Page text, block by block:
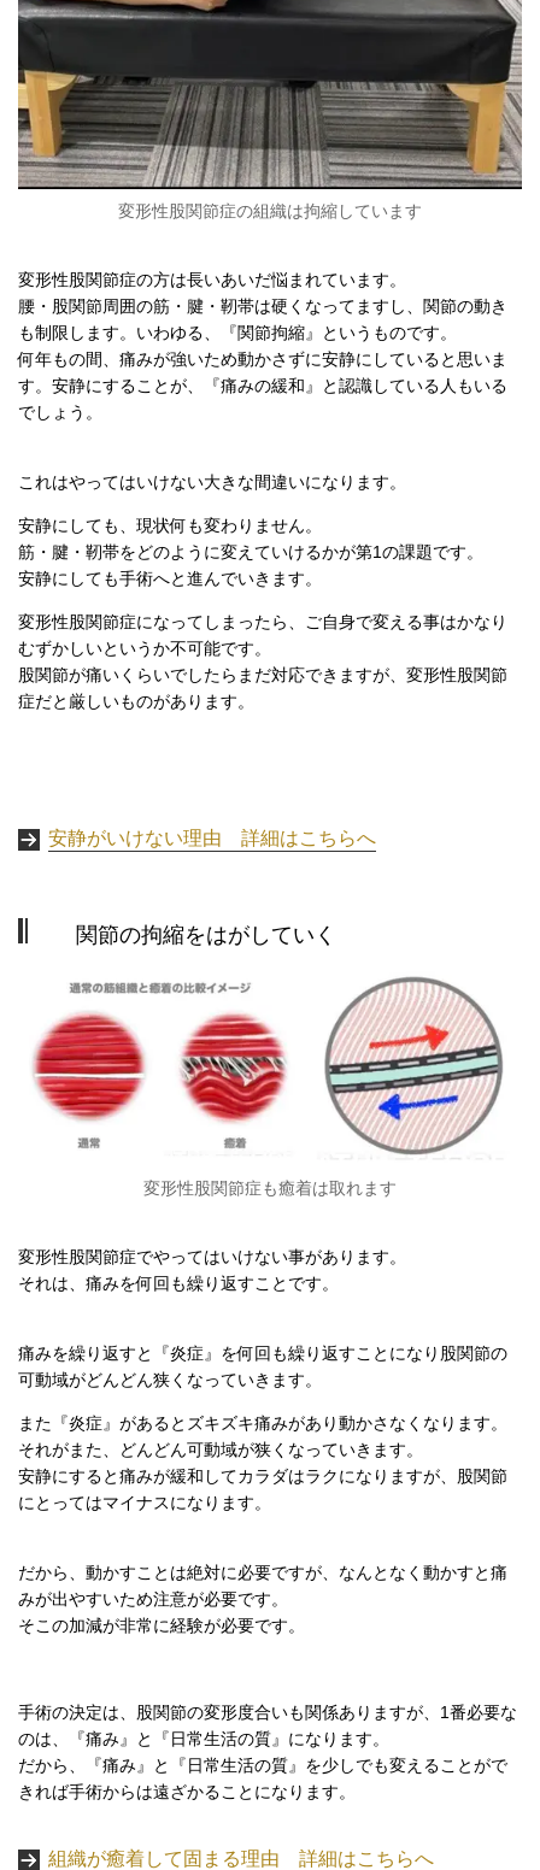
変形性股関節症の組織は拘縮しています
変形性股関節症の方は長いあいだ悩まれています。
腰・股関節周囲の筋・腱・靭帯は硬くなってますし、関節の動き
も制限します。いわゆる、『関節拘縮』というものです。
何年もの間、痛みが強いため動かさずに安静にしていると思いま
す。安静にすることが、『痛みの緩和』と認識している人もいる
でしょう。
これはやってはいけない大きな間違いになります。
安静にしても、現状何も変わりません。
筋・腱・靭帯をどのように変えていけるかが第1の課題です。
安静にしても手術へと進んでいきます。
変形性股関節症になってしまったら、ご自身で変える事はかなり
むずかしいというか不可能です。
股関節が痛いくらいでしたらまだ対応できますが、変形性股関節
症だと厳しいものがあります。
安静がいけない理由 詳細はこちらへ
関節の拘縮をはがしていく
変形性股関節症も癒着は取れます
変形性股関節症でやってはいけない事があります。
それは、痛みを何回も繰り返すことです。
痛みを繰り返すと『炎症』を何回も繰り返すことになり股関節の
可動域がどんどん狭くなっていきます。
また『炎症』があるとズキズキ痛みがあり動かさなくなります。
それがまた、どんどん可動域が狭くなっていきます。
安静にすると痛みが緩和してカラダはラクになりますが、股関節
にとってはマイナスになります。
だから、動かすことは絶対に必要ですが、なんとなく動かすと痛
みが出やすいため注意が必要です。
そこの加減が非常に経験が必要です。
手術の決定は、股関節の変形度合いも関係ありますが、 1番必要な
のは、『痛み』と『日常生活の質』になります。
だから、『痛み』と『日常生活の質』を少しでも変えることがで
きれば手術からは遠ざかることになります。
組織が癒着して固まる理由 詳細はこちらへ